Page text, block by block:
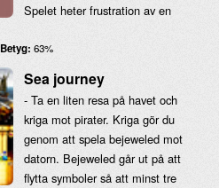
Spelet heter frustration av en
Betyg: 63%
Sea journey
- Ta en liten resa på havet och
kriga mot pirater. Kriga gör du
genom att spela bejeweled mot
datorn. Bejeweled går ut på att
flytta symboler så att minst tre